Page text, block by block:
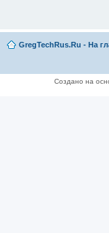
GregTechRus.Ru - На
Создано на